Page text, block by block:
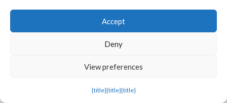
«Me niego a vivir conectada a máquinas o a soportar un
Accept
Deny
View preferences
{title}{title}{title}